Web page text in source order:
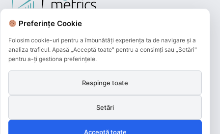
Plățile online efectuate pe acest site
sunt procesate de către Netopia Payments
și beneficiază de 3D-Secure.
Preferințe Cookie
Folosim cookie-uri pentru a îmbunătăți experiența ta de navigare și a
analiza traficul. Apasă „Acceptă toate" pentru a consimți sau „Setări"
pentru a-ți gestiona preferințele.
Respinge toate
Setări
Acceptă toate